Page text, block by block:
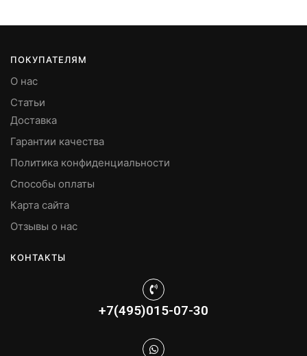
ПОКУПАТЕЛЯМ
О нас
Статьи
Доставка
Гарантии качества
Политика конфиденциальности
Способы оплаты
Карта сайта
Отзывы о нас
КОНТАКТЫ
+7(495)015-07-30